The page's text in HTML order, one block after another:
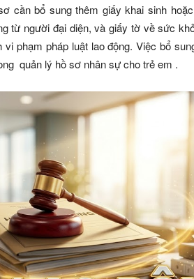
cần bổ sung thêm giấy khai sinh
từ người đại diện, và giấy tờ về sức
phạm pháp luật lao động. Việc bổ
quản lý hồ sơ nhân sự cho trẻ em .